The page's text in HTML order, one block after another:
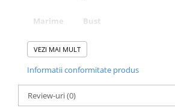
Marime
Bust
S
71-80
L
90-99
XL
100-112
VEZI MAI MULT
Informatii conformitate produs
Review-uri(0)